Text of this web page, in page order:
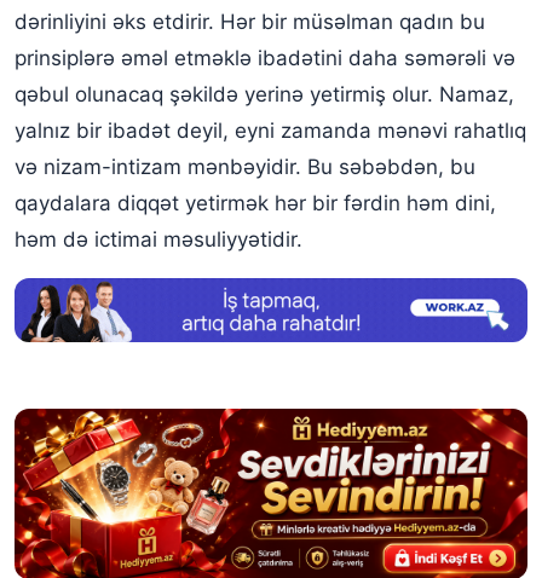
dərinliyini əks etdirir. Hər bir müsəlman qadın bu
prinsiplərə əməl etməklə ibadətini daha səmərəli və
qəbul olunacaq şəkildə yerinə yetirmiş olur. Namaz,
yalnız bir ibadət deyil, eyni zamanda mənəvi rahatlıq
və nizam-intizam mənbəyidir. Bu səbəbdən, bu
qaydalara diqqət yetirmək hər bir fərdin həm dini,
həm də ictimai məsuliyyətidir.